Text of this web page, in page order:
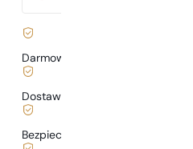
Darmowa dostawa już
Dostawa już
Bezpieczne zakupy i płatności